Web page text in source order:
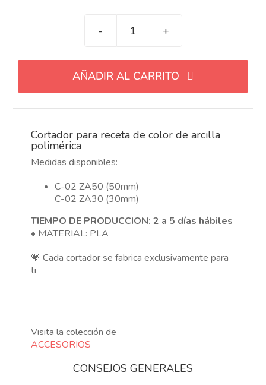
Cortador
de
color
de
polimérica
AÑADIR AL CARRITO
Cortador para receta de color de arcilla
polimérica
Medidas disponibles:
C-02 ZA50 (50mm)
C-02 ZA30 (30mm)
TIEMPO DE PRODUCCION: 2 a 5 días hábiles
• MATERIAL: PLA
💗 Cada cortador se fabrica exclusivamente para
ti
Visita la colección de
ACCESORIOS
CONSEJOS GENERALES